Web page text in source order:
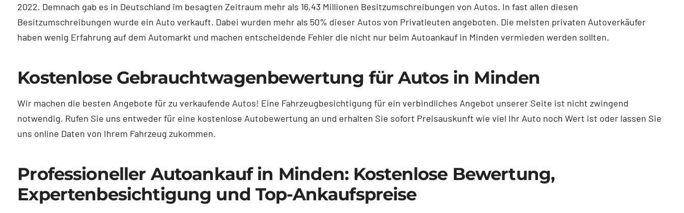
2022. Demnach gab es in Deutschland im besagten Zeitraum mehr als 16,43 Millionen Besitzumschreibungen von Autos. In fast allen diesen
Besitzumschreibungen wurde ein Auto verkauft. Dabei wurden mehr als 50% dieser Autos von Privatleuten angeboten. Die meisten privaten Autoverkäufer
haben wenig Erfahrung auf dem Automarkt und machen entscheidende Fehler die nicht nur beim Autoankauf in Minden vermieden werden sollten.
Kostenlose Gebrauchtwagenbewertung für Autos in Minden
Wir machen die besten Angebote für zu verkaufende Autos! Eine Fahrzeugbesichtigung für ein verbindliches Angebot unserer Seite ist nicht zwingend
notwendig. Rufen Sie uns entweder für eine kostenlose Autobewertung an und erhalten Sie sofort Preisauskunft wie viel Ihr Auto noch Wert ist oder lassen Sie
uns online Daten von Ihrem Fahrzeug zukommen.
Professioneller Autoankauf in Minden: Kostenlose Bewertung,
Expertenbesichtigung und Top-Ankaufspreise